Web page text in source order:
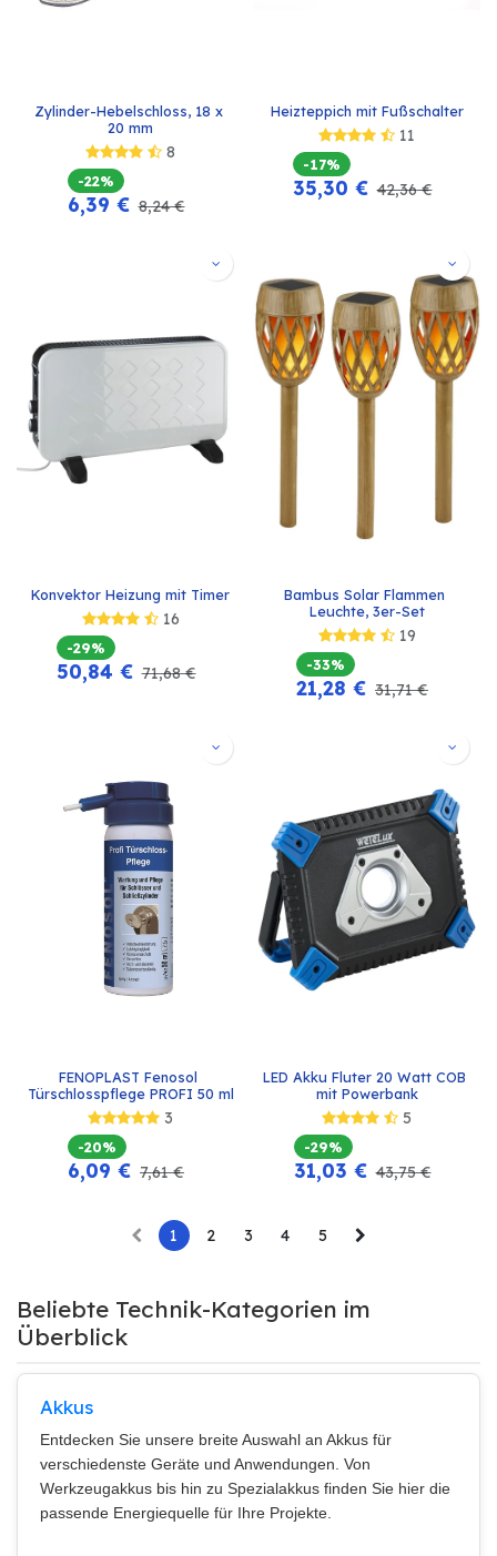
Zylinder-Hebelschloss, 18 x
20 mm
8
-22%
6,39 € 8,24€
Heizteppich mit Fußschalter
11
-17%
35,30 € 42,36€
Konvektor Heizung mit Timer
16
-29%
50,84 € 71,68€
Bambus Solar Flammen
Leuchte, 3er-Set
19
-33%
21,28 € 31,71€
FENOPLAST Fenosol
Türschlosspflege PROFI 50 ml
3
-20%
6,09 € 7,61€
LED Akku Fluter 20 Watt COB
mit Powerbank
5
-29%
31,03 € 43,75€
1 2 3 4 5
Beliebte Technik-Kategorien im
Überblick
Akkus
Entdecken Sie unsere breite Auswahl an Akkus für
verschiedenste Geräte und Anwendungen. Von
Werkzeugakkus bis hin zu Spezialakkus finden Sie hier die
passende Energiequelle für Ihre Projekte.